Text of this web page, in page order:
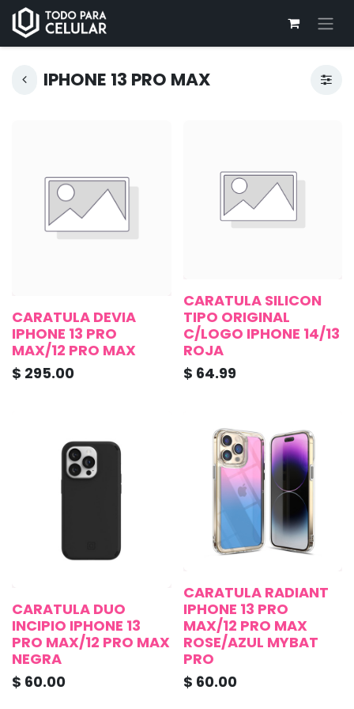
IPHONE 13 PRO MAX
CARATULA DEVIA
IPHONE 13 PRO
MAX/12 PRO MAX
$ 295.00
CARATULA SILICON
TIPO ORIGINAL
C/LOGO IPHONE 14/13
ROJA
$ 64.99
CARATULA DUO
INCIPIO IPHONE 13
PRO MAX/12 PRO MAX
NEGRA
$ 60.00
CARATULA RADIANT
IPHONE 13 PRO
MAX/12 PRO MAX
ROSE/AZUL MYBAT
PRO
$ 60.00